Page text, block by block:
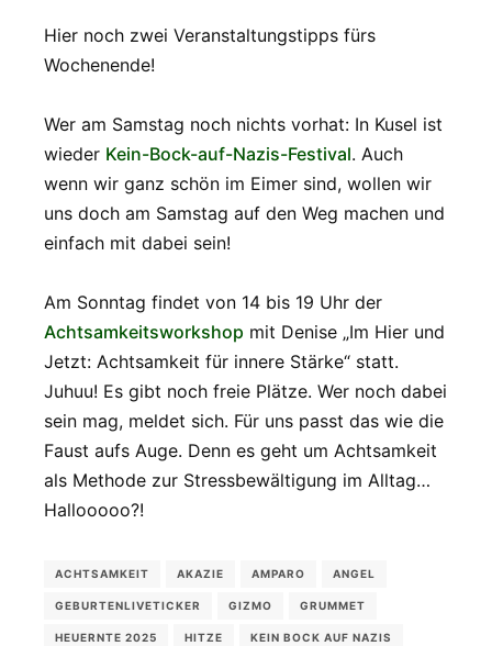
Hier noch zwei Veranstaltungstipps fürs
Wochenende!
Wer am Samstag noch nichts vorhat: In Kusel ist
wieder Kein-Bock-auf-Nazis-Festival. Auch
wenn wir ganz schön im Eimer sind, wollen wir
uns doch am Samstag auf den Weg machen und
einfach mit dabei sein!
Am Sonntag findet von 14 bis 19 Uhr der
Achtsamkeitsworkshop mit Denise „Im Hier und
Jetzt: Achtsamkeit für innere Stärke“ statt.
Juhuu! Es gibt noch freie Plätze. Wer noch dabei
sein mag, meldet sich. Für uns passt das wie die
Faust aufs Auge. Denn es geht um Achtsamkeit
als Methode zur Stressbewältigung im Alltag…
Hallooooo?!
ACHTSAMKEIT AKAZIE AMPARO ANGEL
GEBURTENLIVETICKER GIZMO GRUMMET
HEUERNTE 2025 HITZE KEIN BOCK AUF NAZIS